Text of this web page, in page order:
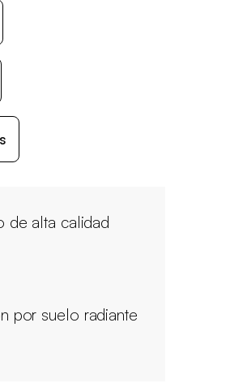
de alta calidad
por suelo radiante